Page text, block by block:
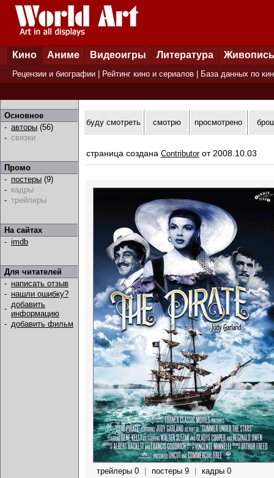
Кино Аниме Видеоигры Литература Живопись
Рецензии и биографии Рейтинг кино и сериалов База данных по
Основное
- авторы (56)
- связки
Промо
- постеры (9)
- кадры
- трейлеры
На сайтах
- imdb
Для читателей
- написать отзыв
- нашли ошибку?
- добавить
информацию
- добавить фильм
буду смотреть смотрю просмотрено
страница создана Contributorот 2008.10.03
трейлеры 0 постеры 9 кадры 0